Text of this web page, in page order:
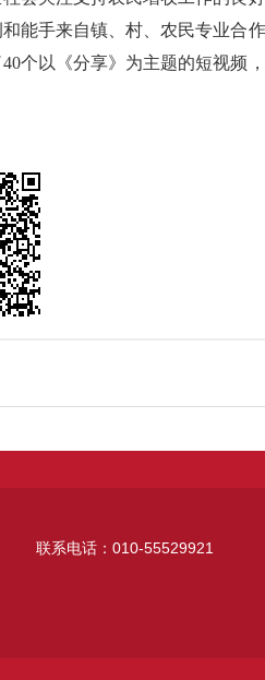
能手来自镇、村、农民专业合
个以《分享》为主题的短视频
联系电话：010-55529921